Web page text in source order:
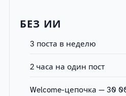
БЕЗ ИИ
3 поста в неделю
2 часа на один пост
Welcome-цепочка — 30